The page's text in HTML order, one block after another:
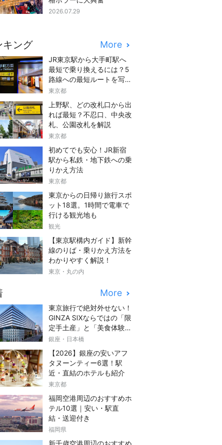
2026.07.29
キング More
JR東京駅から大手町駅へ
最短で乗り換えるには？5
路線への最短ルートを写真
つきでご紹介
東京都
上野駅、どの改札口から出
れば最短？不忍口、中央改
札、公園改札を解説
東京都
初めてでも安心！JR新宿
駅から私鉄・地下鉄への乗
りかえ方法
東京都
東京からの日帰り旅行スポ
ット18選。1時間で電車で
行ける観光地も
観光
【東京駅構内ガイド】新幹
線のりば・乗りかえ方法を
わかりやすく解説！
東京・丸の内
More
東京旅行で絶対外せない！
GINZA SIXならではの「限
定手土産」と「美食体験」
完全ガイド
銀座・日本橋
【2026】銀座の安いアフ
タヌーンティー6選！駅
近・直結のホテルも紹介
東京都
福岡空港周辺のおすすめホ
テル10選｜安い・駅直
結・送迎付き
福岡県
新千歳空港周辺のおすすめ